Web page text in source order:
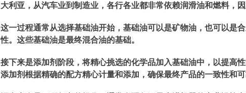
大利亚，从汽车业到制造业，各行各业都非常依赖润滑油和燃料，
这一过程通常从选择基础油开始，基础油可以是矿物油，也可以是
性。这些基础油是最终混合油的基础。
接下来是添加剂阶段，将精心挑选的化学品加入基础油中，以提高
添加剂根据精确的配方精心计量和添加，确保最终产品的一致性和可